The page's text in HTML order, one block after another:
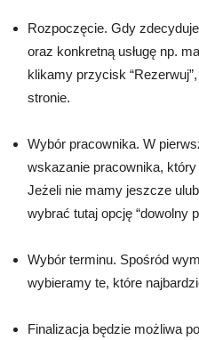
Rozpoczęcie. Gdy
oraz konkretną usługę np.
klikamy przycisk
stronie.
Wybór pracownika. W
wskazanie pracownika,
Jeżeli nie mamy jeszcze
wybrać tutaj opcję “dowolny
Wybór terminu. Spośród
wybieramy te, które
Finalizacja będzie możliwa